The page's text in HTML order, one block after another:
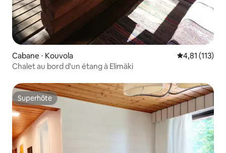
Cabane ⋅ Kouvola Évaluation
4,81 (113)
Chalet au bord d'un étang à Elimäki
Superhôte
Superhôte